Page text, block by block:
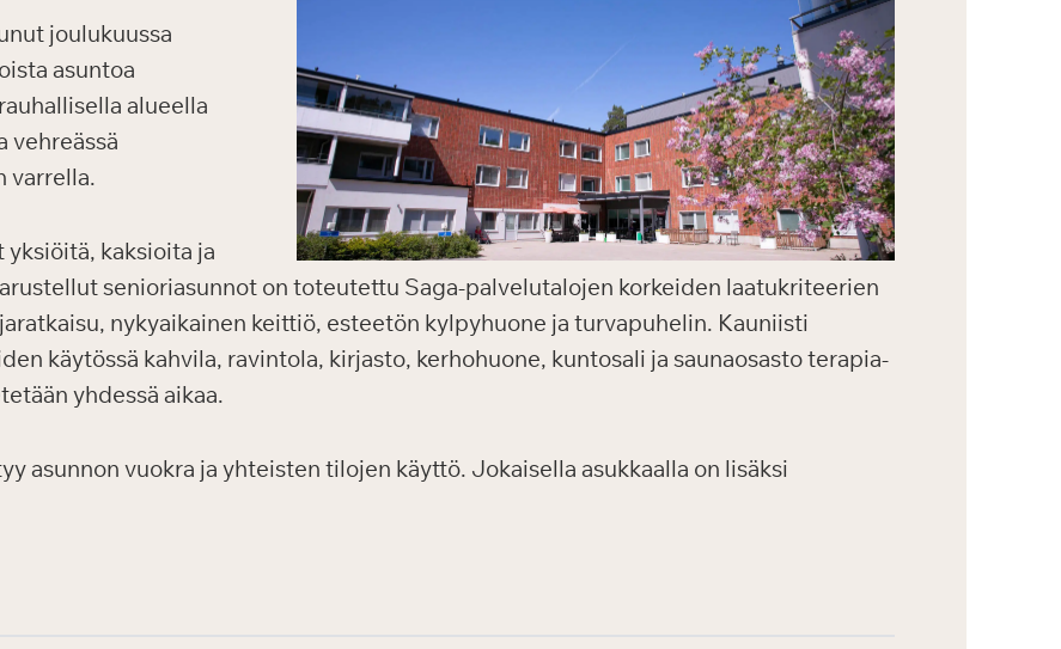
joulukuussa
asuntoa
alueella
vehreässä
varrella.
kaksioita ja
senioriasunnot on toteutettu Saga-palvelutalojen korkeiden laatukriteerien
nykyaikainen keittiö, esteetön kylpyhuone ja turvapuhelin. Kauniisti
käytössä kahvila, ravintola, kirjasto, kerhohuone, kuntosali ja saunaosasto terapia-
yhdessä aikaa.
asunnon vuokra ja yhteisten tilojen käyttö. Jokaisella asukkaalla on lisäksi